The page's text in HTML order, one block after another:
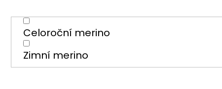
Celoroční merino
Zimní merino